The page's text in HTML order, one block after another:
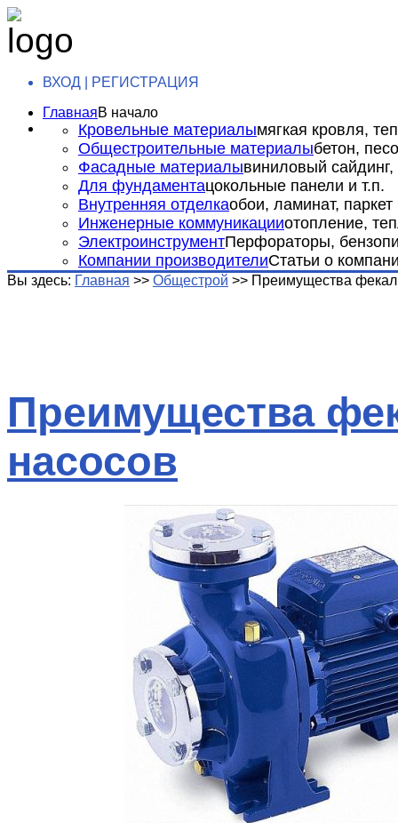
ВХОД | РЕГИСТРАЦИЯ
ГлавнаяВ начало
Кровельные материалымягкая кровля,
Общестроительные материалыбетон,
Фасадные материалывиниловый сайдинг,
Для фундаментацокольные панели и т.п.
Внутренняя отделкаобои, ламинат, паркет
Инженерные коммуникацииотопление,
ЭлектроинструментПерфораторы,
Компании производителиСтатьи о
Вы здесь: Главная >> Общестрой >> Преимущества
Преимущества
насосов